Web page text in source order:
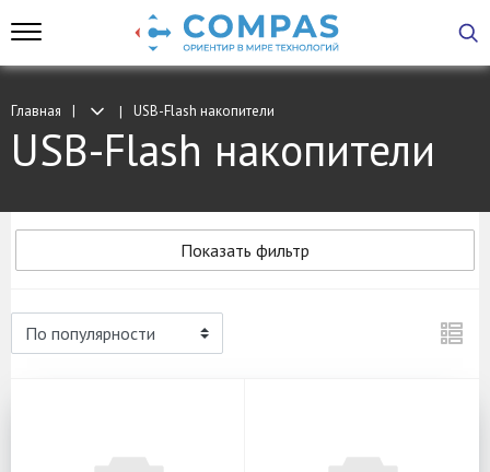
Главная USB-Flash накопители
USB-Flash накопители
Показать фильтр